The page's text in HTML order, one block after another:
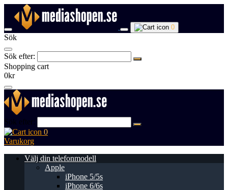
0
Sök
Sök efter:
Shopping cart
0kr
Sök efter:
0
Varukorg
Välj din telefonmodell
Apple
iPhone 5/5s
iPhone 6/6s